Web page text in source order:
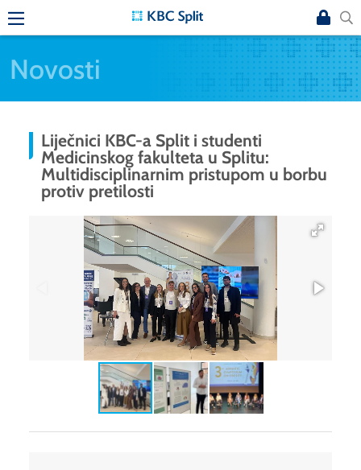
Novosti
Liječnici KBC-a Split i studenti
Medicinskog fakulteta u Splitu:
Multidisciplinarnim pristupom u borbu
protiv pretilosti